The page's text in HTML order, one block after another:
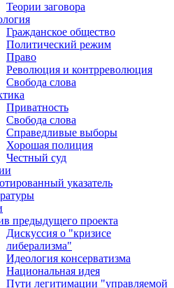
Теории заговора
Гражданское общество
Политический режим
Право
Революция и контрреволюция
Свобода слова
Приватность
Свобода слова
Справедливые выборы
Хорошая полиция
Честный суд
указатель
предыдущего проекта
Дискуссия о "кризисе
либерализма"
Идеология консерватизма
Национальная идея
Пути легитимации "управляемой